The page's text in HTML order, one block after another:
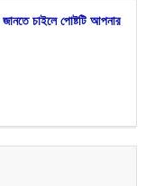
চাইলে পোষ্টটি আপনার